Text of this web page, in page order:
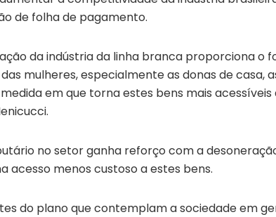
de folha de pagamento.
da indústria da linha branca proporciona
mulheres, especialmente as donas de casa,
em que torna estes bens mais
no setor ganha reforço com a
acesso menos custoso a estes bens.
do plano que contemplam a sociedade em